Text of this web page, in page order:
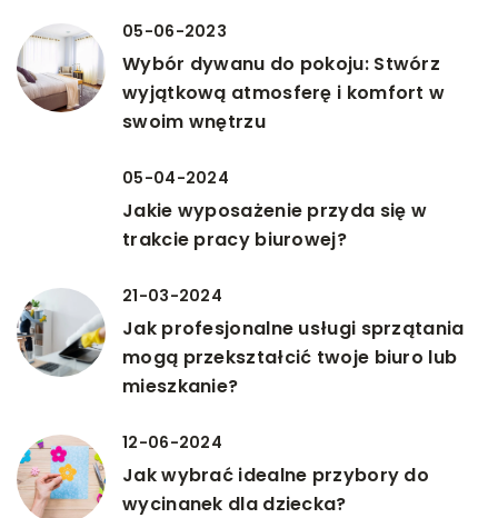
05-06-2023
Wybór dywanu do pokoju: Stwórz
wyjątkową atmosferę i komfort w
swoim wnętrzu
05-04-2024
Jakie wyposażenie przyda się w
trakcie pracy biurowej?
21-03-2024
Jak profesjonalne usługi sprzątania
mogą przekształcić twoje biuro lub
mieszkanie?
12-06-2024
Jak wybrać idealne przybory do
wycinanek dla dziecka?